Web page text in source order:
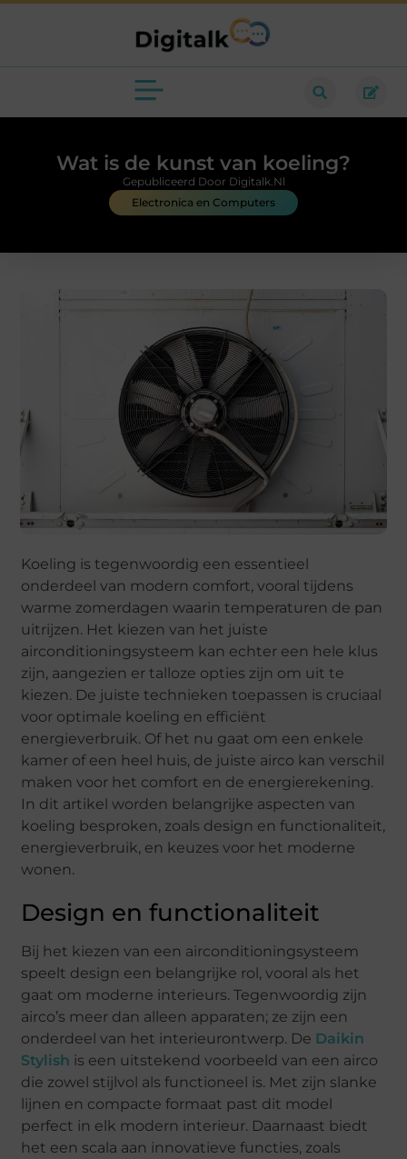
Wat is de kunst van koeling?
Electronica en Computers
Gepubliceerd Door Digitalk.nl
Koeling is tegenwoordig een essentieel
onderdeel van modern comfort, vooral tijdens
warme zomerdagen waarin temperaturen de pan
uitrijzen. Het kiezen van het juiste
airconditioningsysteem kan echter een hele klus
zijn, aangezien er talloze opties zijn om uit te
kiezen. De juiste technieken toepassen is cruciaal
voor optimale koeling en efficiënt
energieverbruik. Of het nu gaat om een enkele
kamer of een heel huis, de juiste airco kan verschil
maken voor het comfort en de energierekening.
In dit artikel worden belangrijke aspecten van
koeling besproken, zoals design en functionaliteit,
energieverbruik, en keuzes voor het moderne
wonen.
Design en functionaliteit
Bij het kiezen van een airconditioningsysteem
speelt design een belangrijke rol, vooral als het
gaat om moderne interieurs. Tegenwoordig zijn
airco’s meer dan alleen apparaten; ze zijn een
onderdeel van het interieurontwerp. De Daikin
Stylish is een uitstekend voorbeeld van een airco
die zowel stijlvol als functioneel is. Met zijn slanke
lijnen en compacte formaat past dit model
perfect in elk modern interieur. Daarnaast biedt
het een scala aan innovatieve functies, zoals